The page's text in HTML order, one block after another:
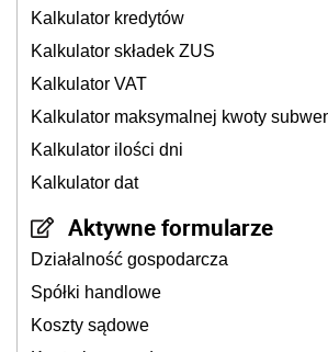
Kalkulator kredytów
Kalkulator składek ZUS
Kalkulator VAT
Kalkulator maksymalnej kwoty
Kalkulator ilości dni
Kalkulator dat
Aktywne formularze
Działalność gospodarcza
Spółki handlowe
Koszty sądowe